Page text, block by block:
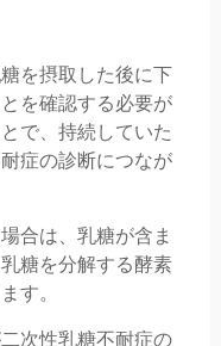
を摂取した後に下
を確認する必要が
で、持続していた
症の診断につなが
合は、乳糖が含ま
糖を分解する酵素
す。
次性乳糖不耐症の